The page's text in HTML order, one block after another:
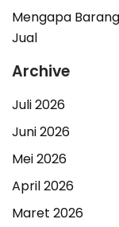
Mengapa
Jual
Archive
Juli 2026
Juni 2026
Mei 2026
April 2026
Maret 2026